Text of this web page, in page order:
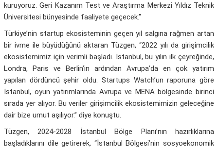
kuruyoruz. Geri Kazanım Test ve Araştırma Merkezi Yıldız Teknik
Üniversitesi bünyesinde faaliyete geçecek.”
Türkiye’nin startup ekosisteminin geçen yıl salgına rağmen artan
bir ivme ile büyüdüğünü aktaran Tüzgen, “2022 yılı da girişimcilik
ekosistemimiz için verimli başladı. İstanbul, bu yılın ilk çeyreğinde,
Londra, Paris ve Berlin’in ardından Avrupa’da en çok yatırım
yapılan dördüncü şehir oldu. Startups Watch’un raporuna göre
İstanbul, oyun yatırımlarında Avrupa ve MENA bölgesinde birinci
sırada yer alıyor. Bu veriler girişimcilik ekosistemimizin geleceğine
dair bize umut aşılıyor.” diye konuştu.
Tüzgen, 2024-2028 İstanbul Bölge Planı’nın hazırlıklarına
başladıklarını dile getirerek, “İstanbul Bölgesi’nin sosyoekonomik